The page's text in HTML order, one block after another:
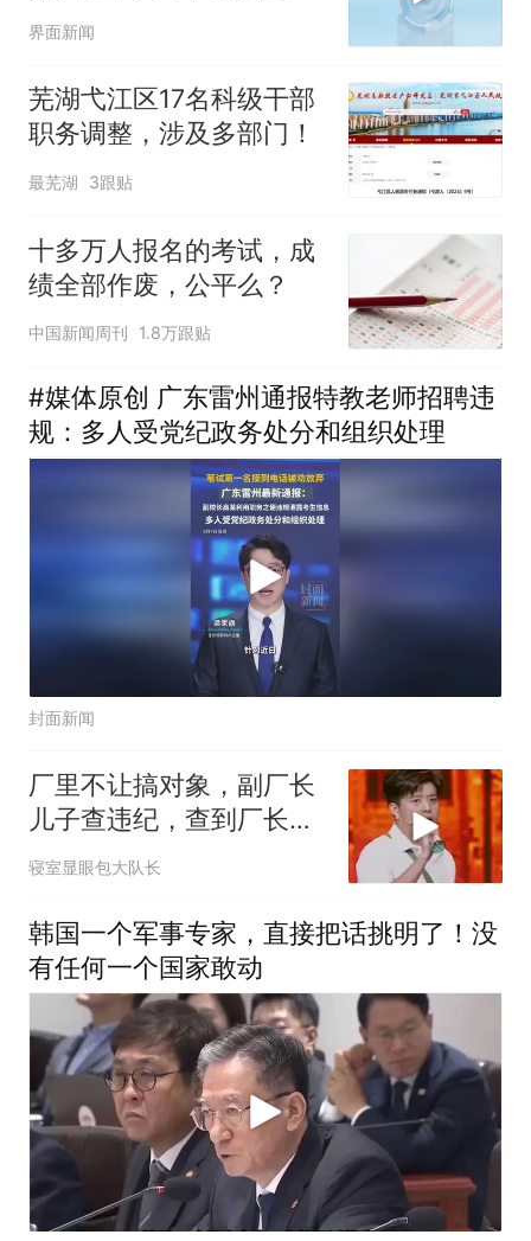
纪律审查和监察调查的决
界面新闻
芜湖弋江区17名科级干部
职务调整，涉及多部门！
最芜湖 3跟贴
十多万人报名的考试，成
绩全部作废，公平么？
中国新闻周刊 1.8万跟贴
#媒体原创 广东雷州通报特教老师招聘违
规：多人受党纪政务处分和组织处理
封面新闻
厂里不让搞对象，副厂长
儿子查违纪，查到厂长头
上
寝室显眼包大队长
韩国一个军事专家，直接把话挑明了！没
有任何一个国家敢动